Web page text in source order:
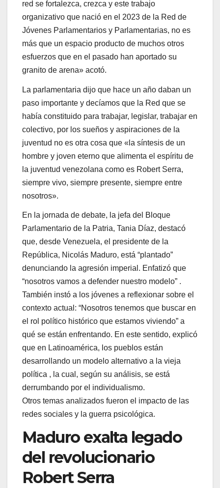
red se fortalezca, crezca y este trabajo
organizativo que nació en el 2023 de la Red de
Jóvenes Parlamentarios y Parlamentarias, no es
más que un espacio producto de muchos otros
esfuerzos que en el pasado han aportado su
granito de arena» acotó.
La parlamentaria dijo que hace un año daban un
paso importante y decíamos que la Red que se
había constituido para trabajar, legislar, trabajar en
colectivo, por los sueños y aspiraciones de la
juventud no es otra cosa que «la síntesis de un
hombre y joven eterno que alimenta el espíritu de
la juventud venezolana como es Robert Serra,
siempre vivo, siempre presente, siempre entre
nosotros».
En la jornada de debate, la jefa del Bloque
Parlamentario de la Patria, Tania Díaz, destacó
que, desde Venezuela, el presidente de la
República, Nicolás Maduro, está “plantado”
denunciando la agresión imperial. Enfatizó que
“nosotros vamos a defender nuestro modelo” .
También instó a los jóvenes a reflexionar sobre el
contexto actual: “Nosotros tenemos que buscar en
el rol político histórico que estamos viviendo” a
qué se están enfrentando. En este sentido, explicó
que en Latinoamérica, los pueblos están
desarrollando un modelo alternativo a la vieja
política , la cual, según su análisis, se está
derrumbando por el individualismo.
Otros temas analizados fueron el impacto de las
redes sociales y la guerra psicológica.
Maduro exalta legado
del revolucionario
Robert Serra